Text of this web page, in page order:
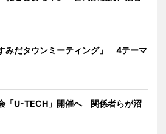
みだタウンミーティング」 4テーマ
「U-TECH」開催へ 関係者らが沼